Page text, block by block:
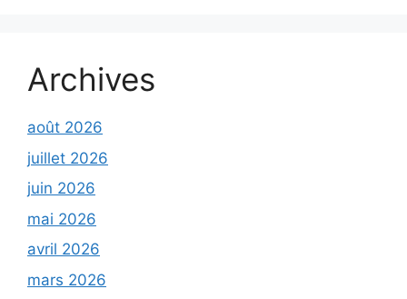
Archives
août 2026
juillet 2026
juin 2026
mai 2026
avril 2026
mars 2026